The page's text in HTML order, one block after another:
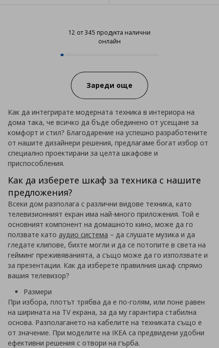
12 от 345 продукта налични
онлайн
12 от 345 продукта налични
Progress:
Зареди още
Как да интегрирате модерната техника в интериора на
дома така, че всичко да бъде обединено от усещане за
комфорт и стил? Благодарение на успешно разработените
от нашите дизайнери решения, предлагаме богат избор от
специално проектирани за целта шкафове и
приспособления.
Как да изберете шкаф за техника с нашите
предложения?
Всеки дом разполага с различни видове техника, като
телевизионният екран има най-много приложения. Той е
основният компонент на домашното кино, може да го
ползвате като аудио система – да слушате музика и да
гледате клипове, бихте могли и да се потопите в света на
гейминг преживяванията, а също може да го използвате и
за презентации. Как да изберете правилния шкаф спрямо
вашия телевизор?
Размери
При избора, плотът трябва да е по-голям, или поне равен
на ширината на TV екрана, за да му гарантира стабилна
основа. Разполагането на кабелите на техниката също е
от значение. При моделите на IKEA са предвидени удобни
ефективни решения с отвори на гърба.